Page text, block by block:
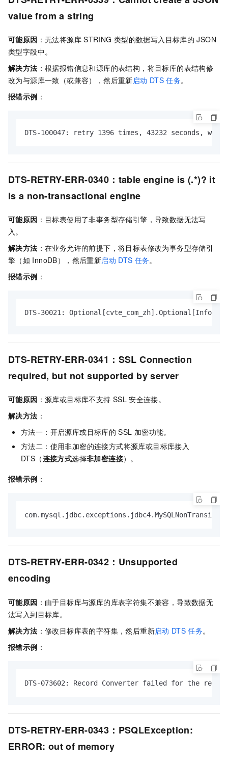
value from a string
可能原因 ：无法将源库 STRING 类型的数据写入目标库的 JSON
类型字段中。
解决方法 ：根据报错信息和源库的表结构，将目标库的表结构修
改为与源库一致（或兼容），然后重新启动 DTS 任务。
报错示例 ：
DTS-100047: retry 1396 times, 43232 seconds,
DTS-RETRY-ERR-0340：table engine is (.*)? it
is a non-transactional engine
可能原因 ：目标表使用了非事务型存储引擎，导致数据无法写
入。
解决方法 ：在业务允许的前提下，将目标表修改为事务型存储引
擎（如 InnoDB），然后重新启动 DTS 任务。
报错示例 ：
DTS-30021:
DTS-RETRY-ERR-0341：SSL Connection
required, but not supported by server
可能原因 ：源库或目标库不支持 SSL 安全连接。
解决方法 ：
方法一：开启源库或目标库的 SSL 加密功能。
方法二：使用非加密的连接方式将源库或目标库接入
DTS（连接方式选择非加密连接）。
报错示例 ：
DTS-RETRY-ERR-0342：Unsupported
encoding
可能原因 ：由于目标库与源库的库表字符集不兼容，导致数据无
法写入到目标库。
解决方法 ：修改目标库表的字符集，然后重新启动 DTS 任务。
报错示例 ：
DTS-073602: Record Converter failed for the
DTS-RETRY-ERR-0343：PSQLException:
ERROR: out of memory